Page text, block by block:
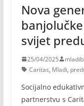
Nova
svijet
25/04/2025
mladibl
Caritas, Mladi,
Socijalno
partnerstvu s